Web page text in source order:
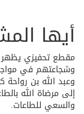
أيها
مقطع تحفيزي يظهر
وشجاعتهم في
وعبد الله بن
إلى مرضاة الله
والسعي للطاعات.